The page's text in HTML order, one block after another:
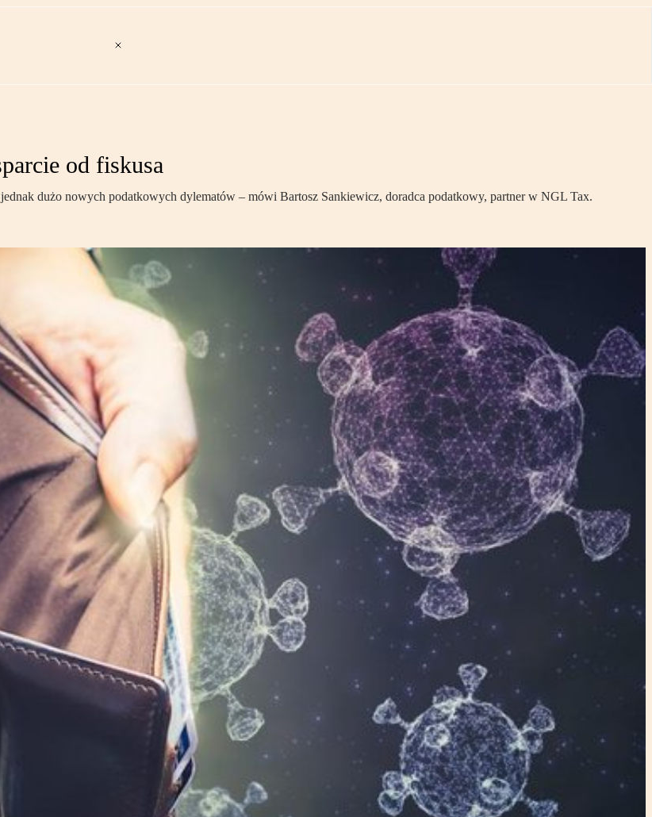
od fiskusa
dużo nowych podatkowych dylematów – mówi Bartosz Sankiewicz, doradca podatkowy, partner w NGL Tax.